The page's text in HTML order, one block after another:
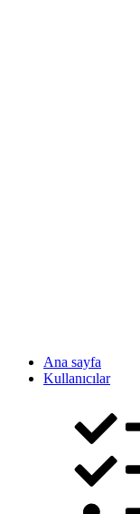
Ana sayfa
Kullanıcılar